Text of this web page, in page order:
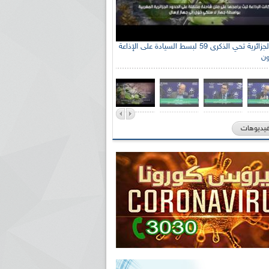
الإذاعة الجزائرية تحي الذكرى 59 لبسط السيادة على الإذاعة